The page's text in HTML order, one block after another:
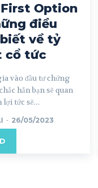
First Option
điều
về tỷ
cổ tức
vào đầu tư chứng
hẳn bạn sẽ quan
lợi tức sẽ...
- 26/05/2023